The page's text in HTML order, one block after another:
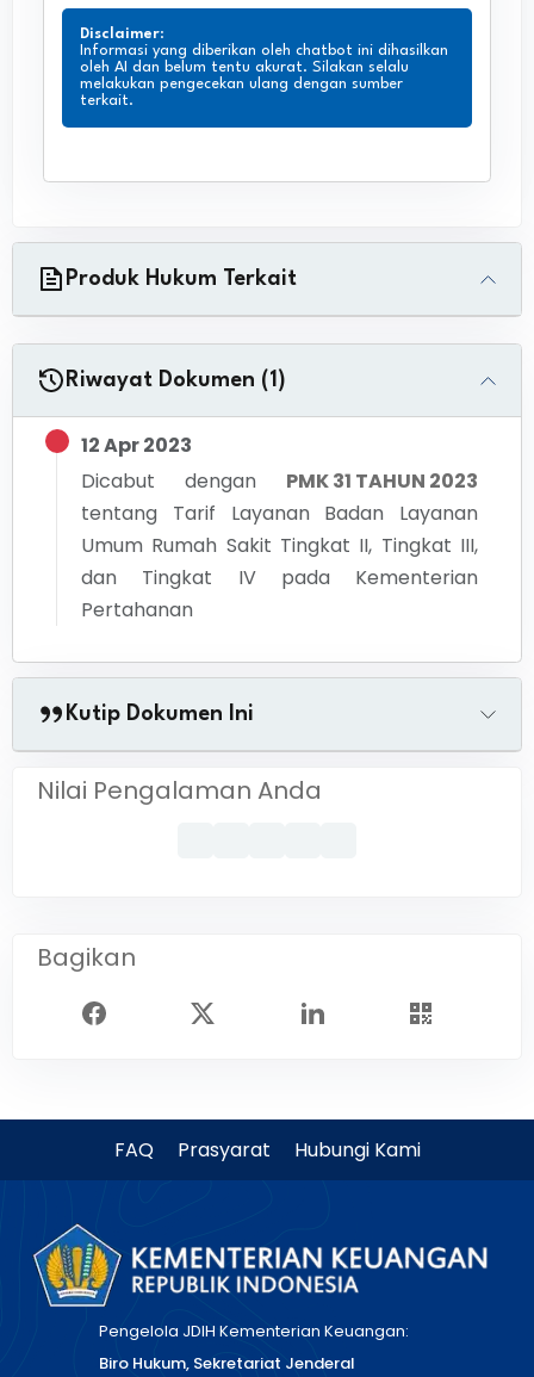
Disclaimer:
Informasi yang diberikan oleh chatbot ini dihasilkan
oleh AI dan belum tentu akurat. Silakan selalu
melakukan pengecekan ulang dengan sumber
terkait.
Produk Hukum Terkait
Riwayat Dokumen (1)
12 Apr 2023
Dicabut dengan
PMK 31 TAHUN 2023
tentang Tarif Layanan Badan Layanan
Umum Rumah Sakit Tingkat II, Tingkat III,
dan Tingkat IV pada Kementerian
Pertahanan
Kutip Dokumen Ini
Nilai Pengalaman Anda
Bagikan
FAQ Prasyarat Hubungi Kami
Pengelola JDIH Kementerian Keuangan:
Biro Hukum, Sekretariat Jenderal